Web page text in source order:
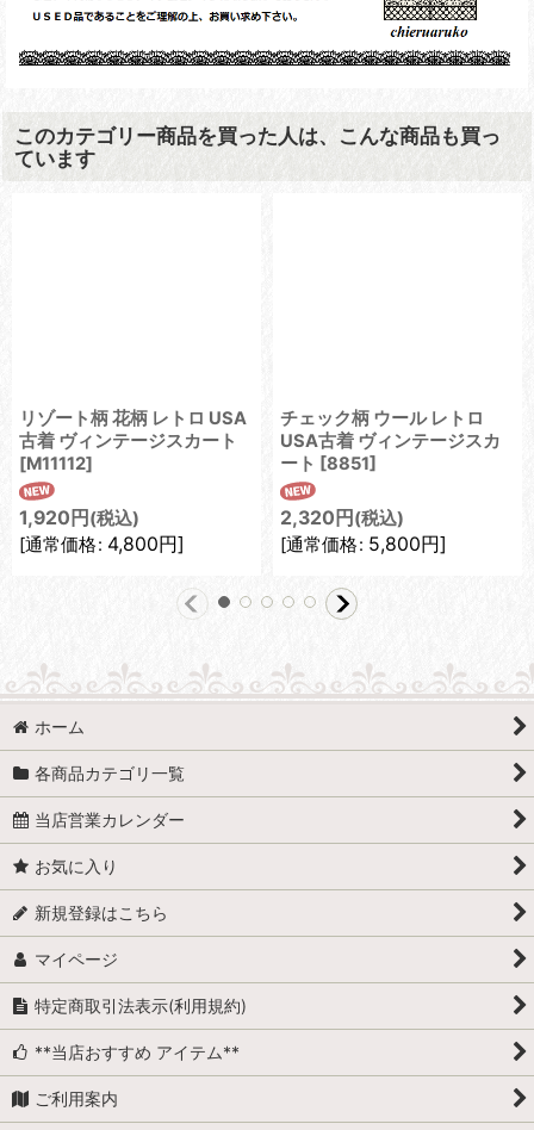
このカテゴリー商品を買った人は、こんな商品も買っ
ています
リゾート柄 花柄 レトロ USA
古着 ヴィンテージスカート
[M11112]
1,920 円 (税込)
[通常価格: 4,800円]
チェック柄 ウール レトロ
USA古着 ヴィンテージスカ
ート [8851]
2,320 円 (税込)
[通常価格: 5,800円]
ホーム
各商品カテゴリ一覧
当店営業カレンダー
お気に入り
新規登録はこちら
マイページ
特定商取引法表示(利用規約)
**当店おすすめ アイテム**
ご利用案内